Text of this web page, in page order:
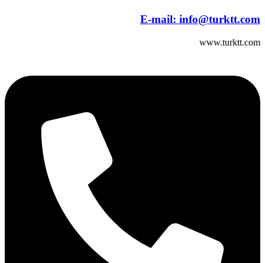
E-mail: info@turktt.com
www.turktt.com